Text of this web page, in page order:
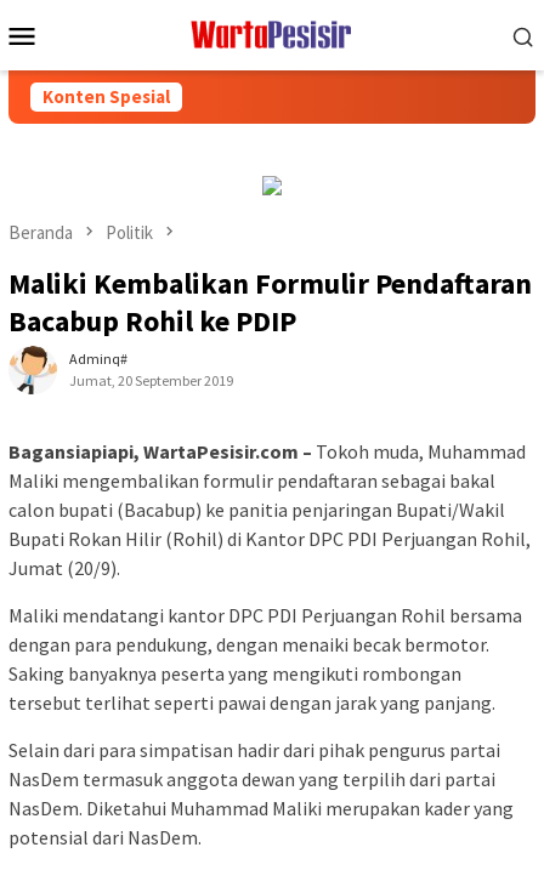
ke
Mobile
Konten Spesial
Beranda Politik
Maliki Kembalikan Formulir Pendaftaran
Bacabup Rohil ke PDIP
Adminq#
Jumat, 20 September 2019
Bagansiapiapi, WartaPesisir.com – Tokoh muda, Muhammad
Maliki mengembalikan formulir pendaftaran sebagai bakal
calon bupati (Bacabup) ke panitia penjaringan Bupati/Wakil
Bupati Rokan Hilir (Rohil) di Kantor DPC PDI Perjuangan Rohil,
Jumat (20/9).
Maliki mendatangi kantor DPC PDI Perjuangan Rohil bersama
dengan para pendukung, dengan menaiki becak bermotor.
Saking banyaknya peserta yang mengikuti rombongan
tersebut terlihat seperti pawai dengan jarak yang panjang.
Selain dari para simpatisan hadir dari pihak pengurus partai
NasDem termasuk anggota dewan yang terpilih dari partai
NasDem. Diketahui Muhammad Maliki merupakan kader yang
potensial dari NasDem.